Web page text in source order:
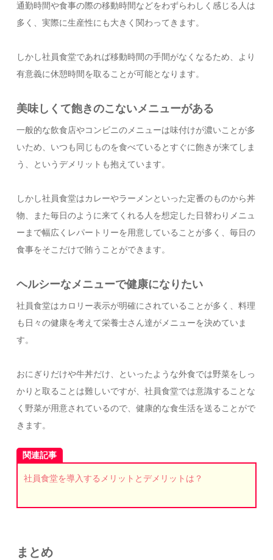
通勤時間や食事の際の移動時間などをわずらわしく感じる人は
多く、実際に生産性にも大きく関わってきます。
しかし社員食堂であれば移動時間の手間がなくなるため、より
有意義に休憩時間を取ることが可能となります。
美味しくて飽きのこないメニューがある
一般的な飲食店やコンビニのメニューは味付けが濃いことが多
いため、いつも同じものを食べているとすぐに飽きが来てしま
う、というデメリットも抱えています。
しかし社員食堂はカレーやラーメンといった定番のものから丼
物、また毎日のように来てくれる人を想定した日替わりメニュ
ーまで幅広くレパートリーを用意していることが多く、毎日の
食事をそこだけで賄うことができます。
ヘルシーなメニューで健康になりたい
社員食堂はカロリー表示が明確にされていることが多く、料理
も日々の健康を考えて栄養士さん達がメニューを決めていま
す。
おにぎりだけや牛丼だけ、といったような外食では野菜をしっ
かりと取ることは難しいですが、社員食堂では意識することな
く野菜が用意されているので、健康的な食生活を送ることがで
きます。
関連記事
社員食堂を導入するメリットとデメリットは？
まとめ